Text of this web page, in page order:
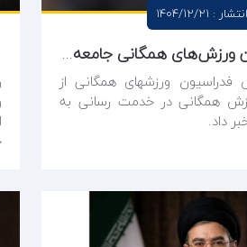
انتشار : 1404/12/21
رئیس فدراسیون ورزش‌های همگانی جامعه ورزش در کنار مردم ایران ایستاده است
ورزشهای همگانی از
همگانی در خدمت رسانی به
داد.